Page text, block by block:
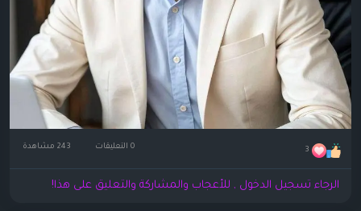
3 0 التعليقات
الرجاء تسجيل الدخول , للأعجاب والمشاركة والتعليق على هذا!